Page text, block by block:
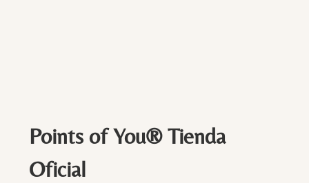
Points of You® Tienda
Oficial